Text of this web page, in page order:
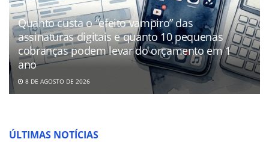
Quanto custa o “efeito vampiro” das
assinaturas digitais e quanto 10 pequenas
cobranças podem levar do orçamento em 1
ano
8 DE AGOSTO DE 2026
ÚLTIMAS NOTÍCIAS